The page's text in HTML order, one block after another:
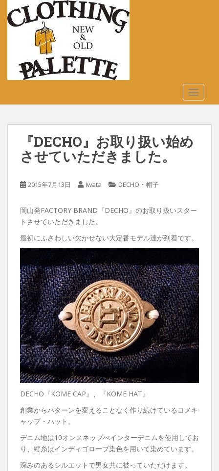
n
『DECHO』お取り扱い始め
させていただきました。
2015年7月13日 Iwata DECHO ・ 帽子
岡山発FACTORY BRAND『DECHO』のお取り扱いスター
トさせていただきました。
最初にふさわしい欠かせない大定番モデル達が到着です。
DECHO『KOME CAP』、『KOME HAT』
創業からパターンを変えることなく作り続けているコメキ
ャップ・ハット。
デニム地は10オンスネップぺインターデニムを使用してお
り、縦糸はインディゴロープ染色を用いて染めています。
深みのあるシルエットで男女共に被っていただけます。